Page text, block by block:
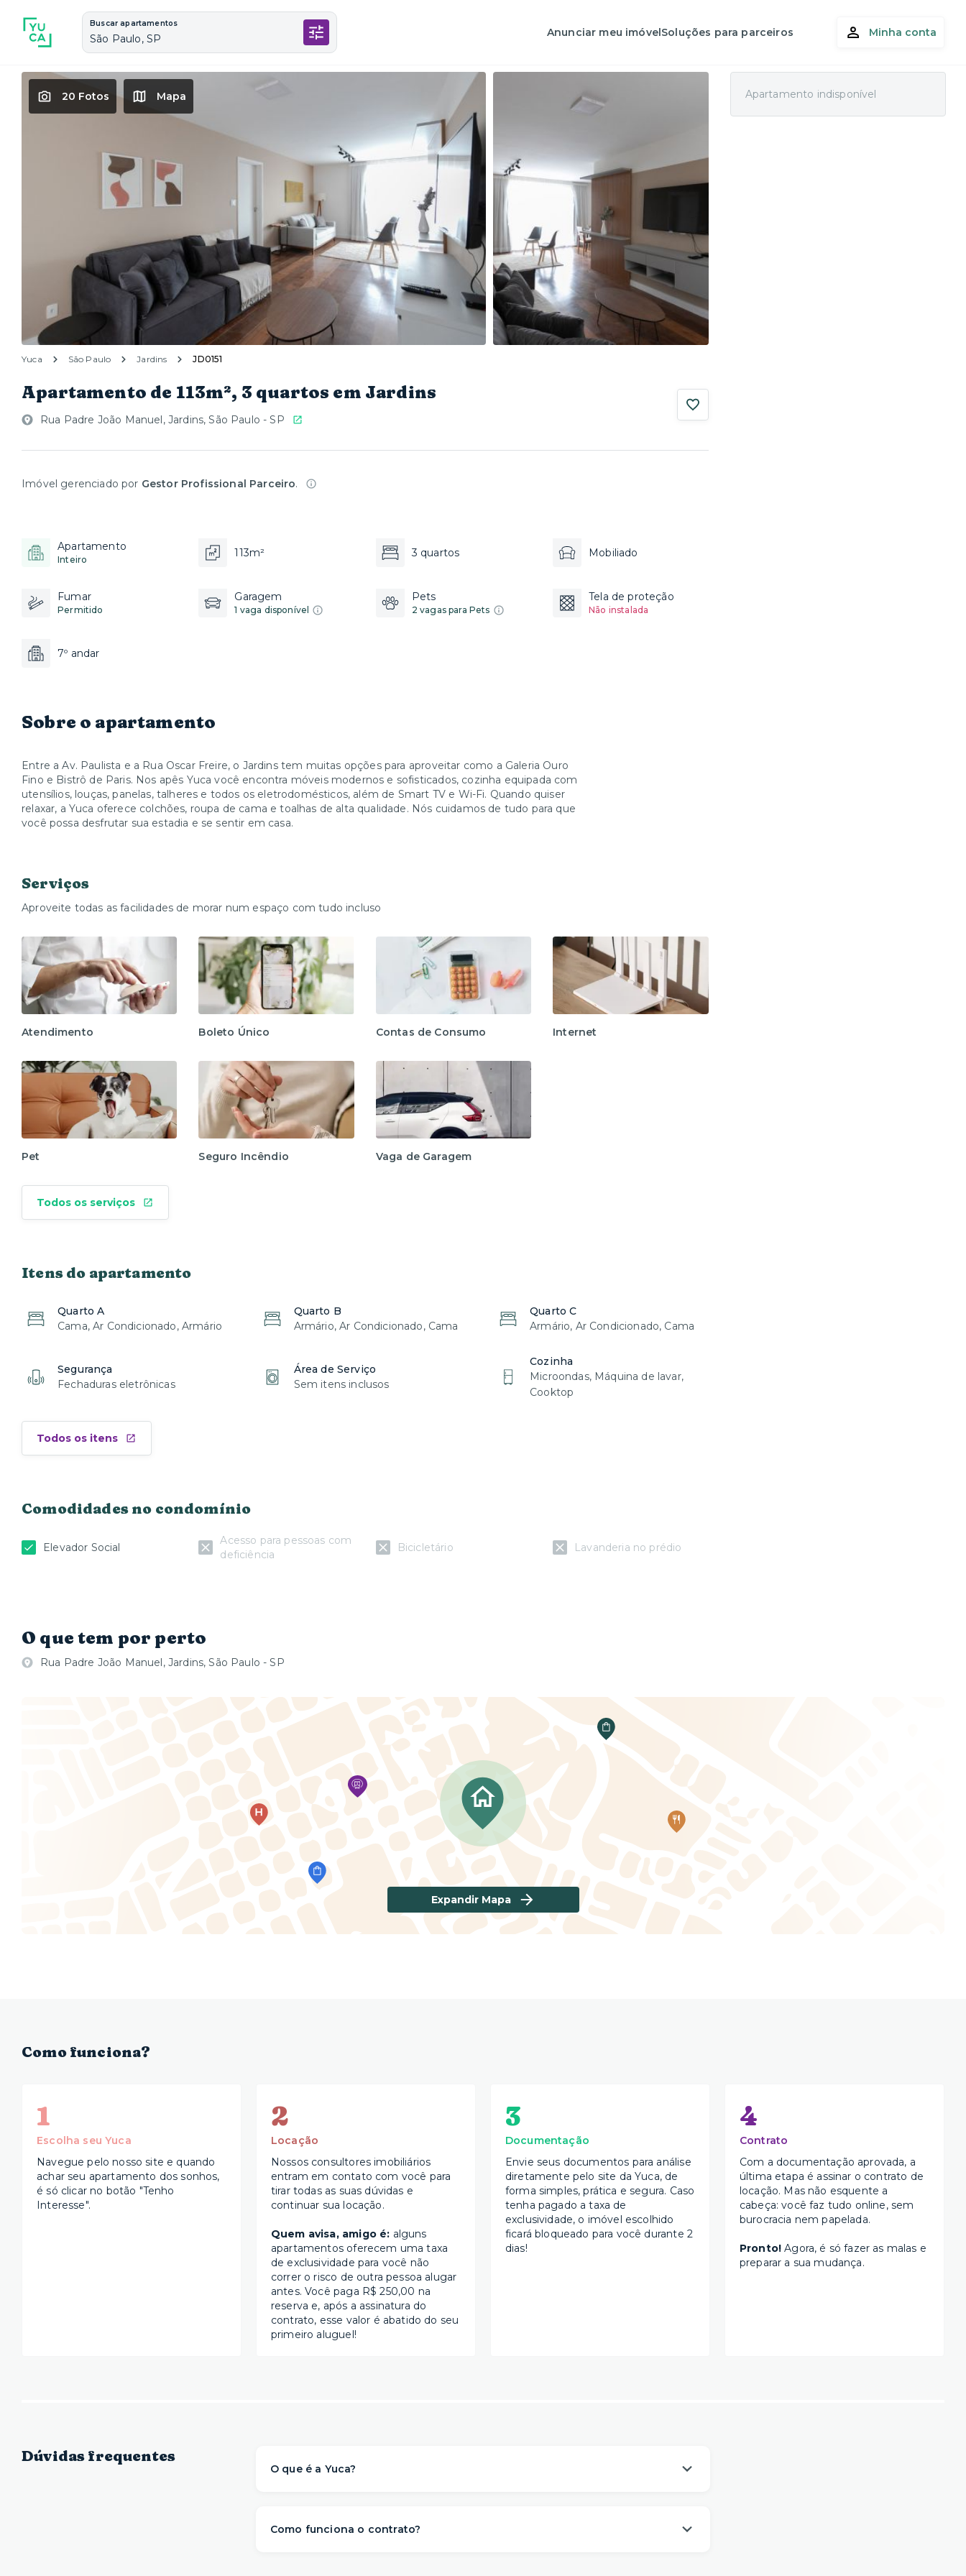
Buscar apartamentos
São Paulo, SP Anunciar meu imóvelSoluções para parceiros Minha conta
20 Fotos Mapa
Yuca São Paulo Jardins JD0151
Apartamento de 113m², 3 quartos em Jardins
Rua Padre João Manuel, Jardins, São Paulo - SP
Imóvel gerenciado por Gestor Profissional Parceiro.
Apartamento
Inteiro
113m² 3 quartos Mobiliado
Fumar
Permitido
Garagem
1 vaga disponível
Pets
2 vagas para Pets
Tela de proteção
Não instalada
7º andar
Sobre o apartamento
Entre a Av. Paulista e a Rua Oscar Freire, o Jardins tem muitas opções para aproveitar como a Galeria Ouro
Fino e Bistrô de Paris. Nos apês Yuca você encontra móveis modernos e sofisticados, cozinha equipada com
utensílios, louças, panelas, talheres e todos os eletrodomésticos, além de Smart TV e Wi-Fi. Quando quiser
relaxar, a Yuca oferece colchões, roupa de cama e toalhas de alta qualidade. Nós cuidamos de tudo para que
você possa desfrutar sua estadia e se sentir em casa.
Serviços
Aproveite todas as facilidades de morar num espaço com tudo incluso
Atendimento Boleto Único Contas de Consumo Internet
Pet Seguro Incêndio Vaga de Garagem
Todos os serviços
Itens do apartamento
Quarto A
Cama, Ar Condicionado, Armário
Quarto B
Armário, Ar Condicionado, Cama
Quarto C
Armário, Ar Condicionado, Cama
Segurança
Fechaduras eletrônicas
Área de Serviço
Sem itens inclusos
Cozinha
Microondas, Máquina de lavar,
Cooktop
Todos os itens
Comodidades no condomínio
Elevador Social
Acesso para pessoas com
deficiência
Bicicletário Lavanderia no prédio
Apartamento indisponível
O que tem por perto
Rua Padre João Manuel, Jardins, São Paulo - SP
Expandir Mapa
Como funciona?
1
Escolha seu Yuca
Navegue pelo nosso site e quando
achar seu apartamento dos sonhos,
é só clicar no botão "Tenho
Interesse".
2
Locação
Nossos consultores imobiliários
entram em contato com você para
tirar todas as suas dúvidas e
continuar sua locação.
Quem avisa, amigo é: alguns
apartamentos oferecem uma taxa
de exclusividade para você não
correr o risco de outra pessoa alugar
antes. Você paga R$ 250,00 na
reserva e, após a assinatura do
contrato, esse valor é abatido do seu
primeiro aluguel!
3
Documentação
Envie seus documentos para análise
diretamente pelo site da Yuca, de
forma simples, prática e segura. Caso
tenha pagado a taxa de
exclusividade, o imóvel escolhido
ficará bloqueado para você durante 2
dias!
4
Contrato
Com a documentação aprovada, a
última etapa é assinar o contrato de
locação. Mas não esquente a
cabeça: você faz tudo online, sem
burocracia nem papelada.
Pronto! Agora, é só fazer as malas e
preparar a sua mudança.
Dúvidas frequentes
O que é a Yuca?
com maisconveniência, conforto e flexibilidade
– e isso começa antes da sua
Como funciona o contrato?